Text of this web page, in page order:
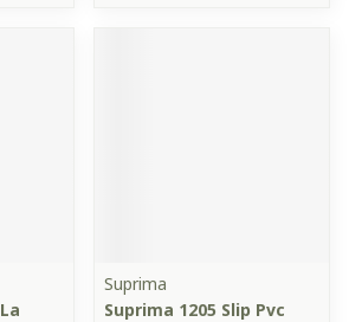
Suprima
Suprima 1205 Slip Pvc